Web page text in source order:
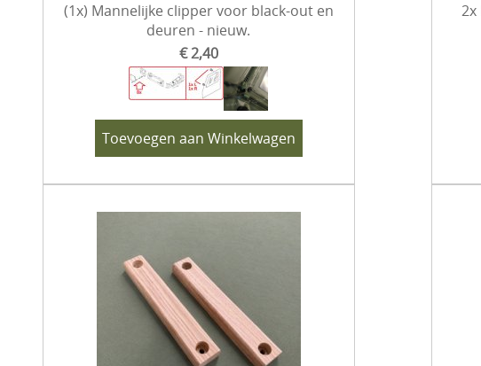
(1x) Mannelijke clipper voor black-out en
deuren - nieuw.
€ 2,40
Toevoegen aan Winkelwagen
2x